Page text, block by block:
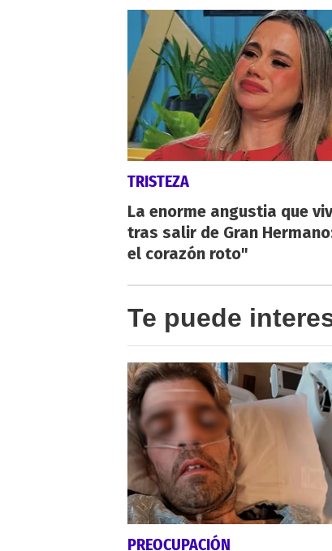
TRISTEZA
La enorme angustia que
tras salir de Gran
el corazón roto"
Te puede
PREOCUPACIÓN